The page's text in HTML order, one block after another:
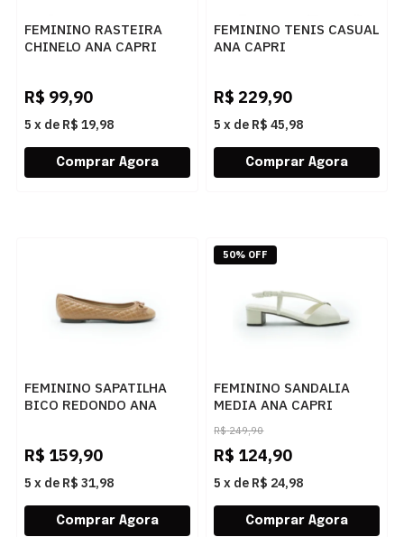
FEMININO RASTEIRA
CHINELO ANA CAPRI
R$ 99,90
5 x de R$ 19,98
FEMININO TENIS CASUAL
ANA CAPRI
R$ 229,90
5 x de R$ 45,98
FEMININO SAPATILHA
BICO REDONDO ANA
R$ 159,90
5 x de R$ 31,98
FEMININO SANDALIA
MEDIA ANA CAPRI
C3078900110002 OFF
PEROLA
R$ 249,90
R$ 124,90
5 x de R$ 24,98
50% OFF